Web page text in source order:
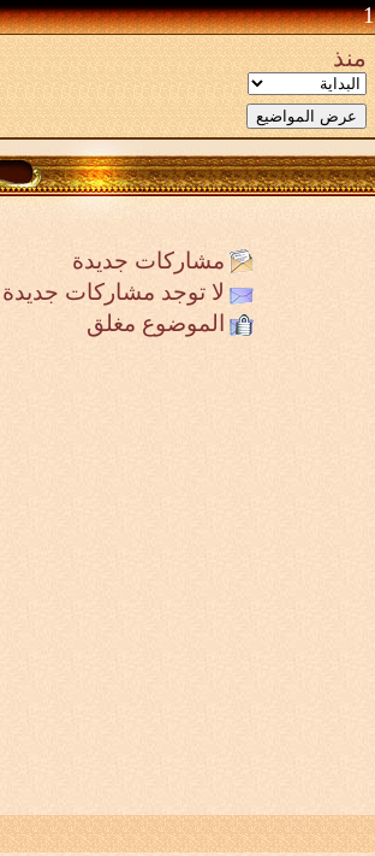
منذ
مشاركات جديدة
لا توجد مشاركات جديدة
الموضوع مغلق